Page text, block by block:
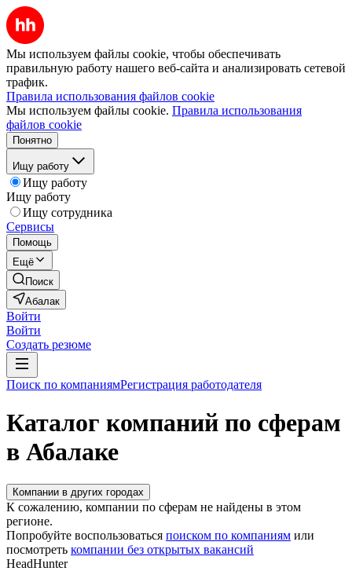
Мы используем файлы cookie, чтобы обеспечивать
правильную работу нашего веб-сайта и анализировать сетевой
трафик.
Правила использования файлов cookie
Мы используем файлы cookie. Правила использования
файлов cookie
Понятно
Ищу работу
Ищу работу
Ищу работу
Ищу сотрудника
Сервисы
Помощь
Ещё
Поиск
Абалак
Войти
Войти
Создать резюме
Поиск по компаниямРегистрация работодателя
Каталог компаний по сферам
в Абалаке
Компании в других городах
К сожалению, компании по сферам не найдены в этом
регионе.
Попробуйте воспользоваться поиском по компаниям или
посмотреть компании без открытых вакансий
HeadHunter